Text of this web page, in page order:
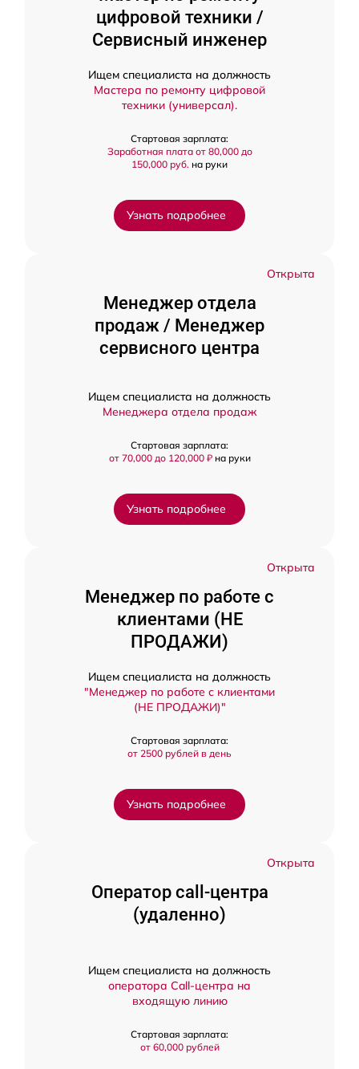
цифровой техники /
Сервисный инженер
Ищем специалиста на должность
Мастера по ремонту цифровой
техники (универсал).
Стартовая зарплата:
Заработная плата от 80,000 до
150,000 руб. на руки
Узнать подробнее
Открыта
Менеджер отдела
продаж / Менеджер
сервисного центра
Ищем специалиста на должность
Менеджера отдела продаж
Стартовая зарплата:
от 70,000 до 120,000 ₽ на руки
Узнать подробнее
Открыта
Менеджер по работе с
клиентами (НЕ
ПРОДАЖИ)
Ищем специалиста на должность
"Менеджер по работе с клиентами
(НЕ ПРОДАЖИ)"
Стартовая зарплата:
от 2500 рублей в день
Узнать подробнее
Открыта
Оператор call-центра
(удаленно)
Ищем специалиста на должность
оператора Call-центра на
входящую линию
Стартовая зарплата:
от 60,000 рублей